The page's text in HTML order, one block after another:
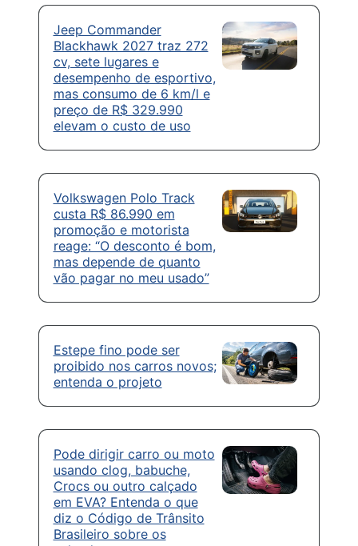
Jeep Commander
Blackhawk 2027 traz 272
cv, sete lugares e
desempenho de esportivo,
mas consumo de 6 km/l e
preço de R$ 329.990
elevam o custo de uso
Volkswagen Polo Track
custa R$ 86.990 em
promoção e motorista
reage: “O desconto é bom,
mas depende de quanto
vão pagar no meu usado”
Estepe fino pode ser
proibido nos carros novos;
entenda o projeto
Pode dirigir carro ou moto
usando clog, babuche,
Crocs ou outro calçado
em EVA? Entenda o que
diz o Código de Trânsito
Brasileiro sobre os